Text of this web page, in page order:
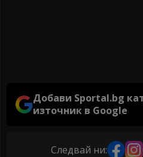
Добави Sportal.bg
източник в Google
Следвай ни: